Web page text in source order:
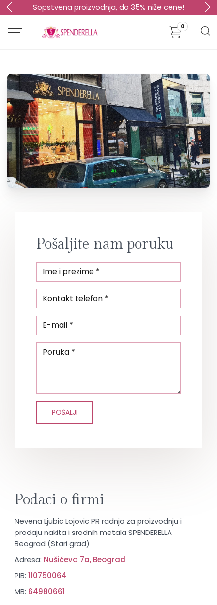
Sopstvena proizvodnja, do 35% niže cene!
0
Pošaljite nam poruku
POŠALJI
Podaci o firmi
Nevena Ljubic Lojovic PR radnja za proizvodnju i
prodaju nakita i srodnih metala SPENDERELLA
Beograd (Stari grad)
Adresa: Nušićeva 7a, Beograd
PIB: 110750064
MB: 64980661